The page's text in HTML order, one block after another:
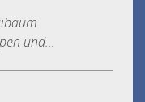
und...